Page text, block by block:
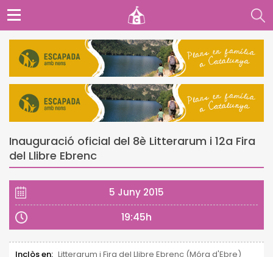
Inauguració oficial del 8è Litterarum i 12a Fira
del Llibre Ebrenc
5 Juny 2015
19:45h
Inclòs en: Litterarum i Fira del Llibre Ebrenc (Móra d'Ebre)